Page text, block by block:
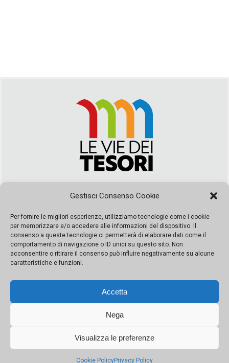
Gestisci Consenso Cookie
Per fornire le migliori esperienze, utilizziamo tecnologie come i cookie
per memorizzare e/o accedere alle informazioni del dispositivo. Il
consenso a queste tecnologie ci permetterà di elaborare dati come il
comportamento di navigazione o ID unici su questo sito. Non
acconsentire o ritirare il consenso può influire negativamente su alcune
caratteristiche e funzioni.
Accetta
Nega
Visualizza le preferenze
Cookie PolicyPrivacy Policy
segreteria@leviedeitesori.it
Direttore ResponsabileMarcello Barbaro – Aut. del tribunale di
Palermo n. 19 del 2017 iscrizione al roc numero 37003 Editore
Porta Felice Srl. Sede legale: Via Libertà 93 – 90143 Palermo
Società iscritta alla Camera di Commercio di Palermo Ufficio
065228208251 Capitale 10000 euro IV
© Copyright Porta Felice | Le Vie dei Tesori. Tutti i diritti riservati |Privacy Policy